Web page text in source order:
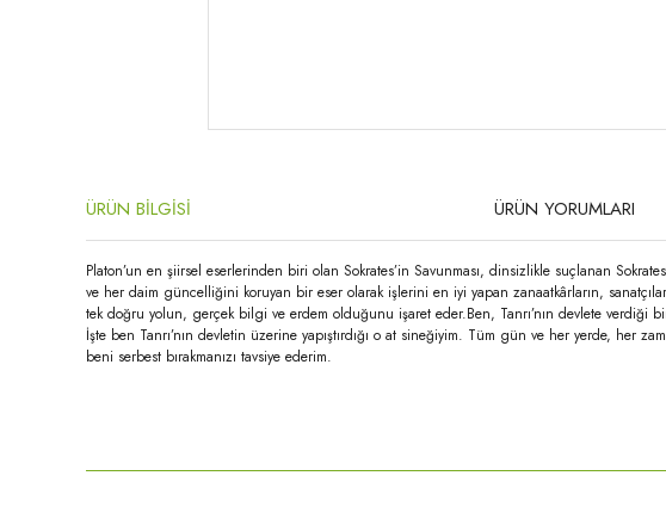
ÜRÜN BİLGİSİ ÜRÜN YORUMLARI
Platon’un en şiirsel eserlerinden biri olan Sokrates’in Savunması, dinsizlikle suçlanan
ve her daim güncelliğini koruyan bir eser olarak işlerini en iyi yapan zanaatkârların,
tek doğru yolun, gerçek bilgi ve erdem olduğunu işaret eder.Ben, Tanrı’nın devlete verdiği
İşte ben Tanrı’nın devletin üzerine yapıştırdığı o at sineğiyim. Tüm gün ve her yerde, her
beni serbest bırakmanızı tavsiye ederim.